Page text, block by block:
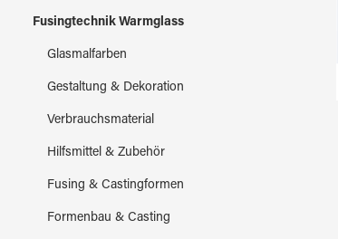
Fusingtechnik Warmglass
Glasmalfarben
Gestaltung & Dekoration
Verbrauchsmaterial
Hilfsmittel & Zubehör
Fusing & Castingformen
Formenbau & Casting